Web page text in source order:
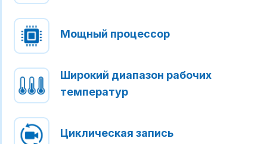
Мощный процессор
Широкий диапазон рабочих
температур
Циклическая запись